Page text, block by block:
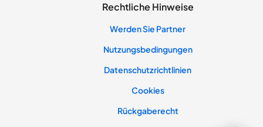
Rechtliche Hinweise
Werden Sie Partner
Nutzungsbedingungen
Datenschutzrichtlinien
Cookies
Rückgaberecht